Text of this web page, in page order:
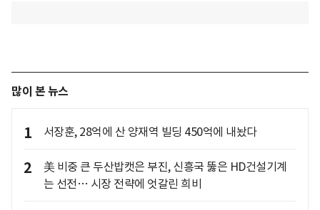
많이 본 뉴스
1 서장훈, 28억에 산 양재역 빌딩 450억에 내놨다
2
美 비중 큰 두산밥캣은 부진, 신흥국 뚫은 HD건설기계
는 선전… 시장 전략에 엇갈린 희비